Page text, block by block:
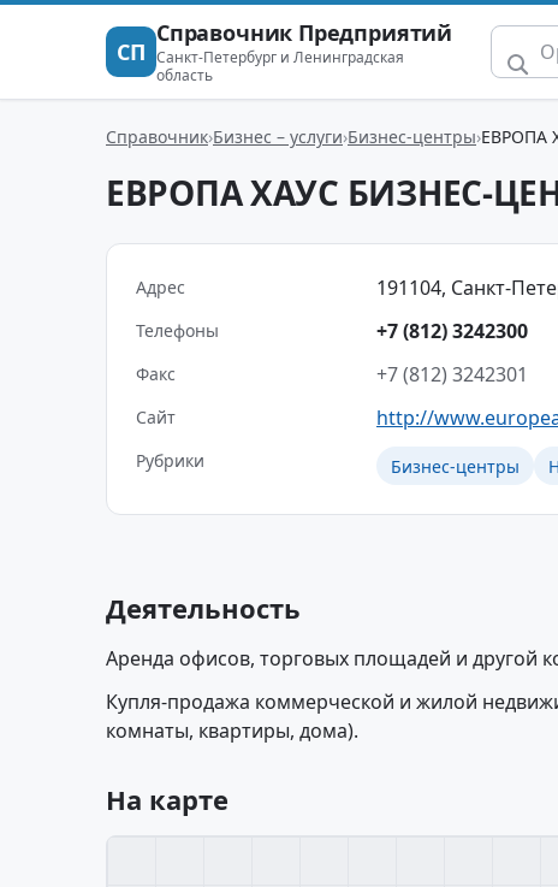
СП
Справочник Предприятий
Санкт-Петербург и Ленинградская
область
Справочник Бизнес – услуги Бизнес-центры ЕВРОПА
ЕВРОПА ХАУС БИЗНЕС-
Адрес 191104, Санкт-
Телефоны +7 (812) 3242300
Факс +7 (812) 3242301
Сайт http://
Рубрики Бизнес-центры
Деятельность
Аренда офисов, торговых площадей и другой
Купля-продажа коммерческой и жилой
комнаты, квартиры, дома).
На карте